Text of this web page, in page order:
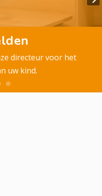
directeur voor het
uw kind.